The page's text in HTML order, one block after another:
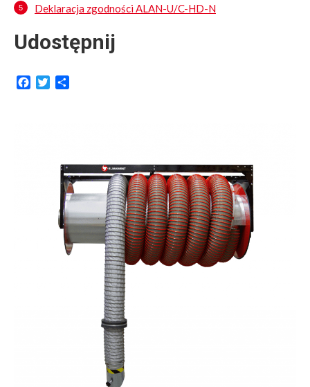
Deklaracja zgodności ALAN-U/C-HD-N
Udostępnij
Facebook
Twitter